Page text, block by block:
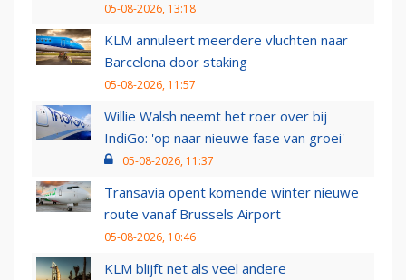
05-08-2026, 13:18
KLM annuleert meerdere vluchten naar
Barcelona door staking
05-08-2026, 11:57
Willie Walsh neemt het roer over bij
IndiGo: 'op naar nieuwe fase van groei'
05-08-2026, 11:37
Transavia opent komende winter nieuwe
route vanaf Brussels Airport
05-08-2026, 10:46
KLM blijft net als veel andere